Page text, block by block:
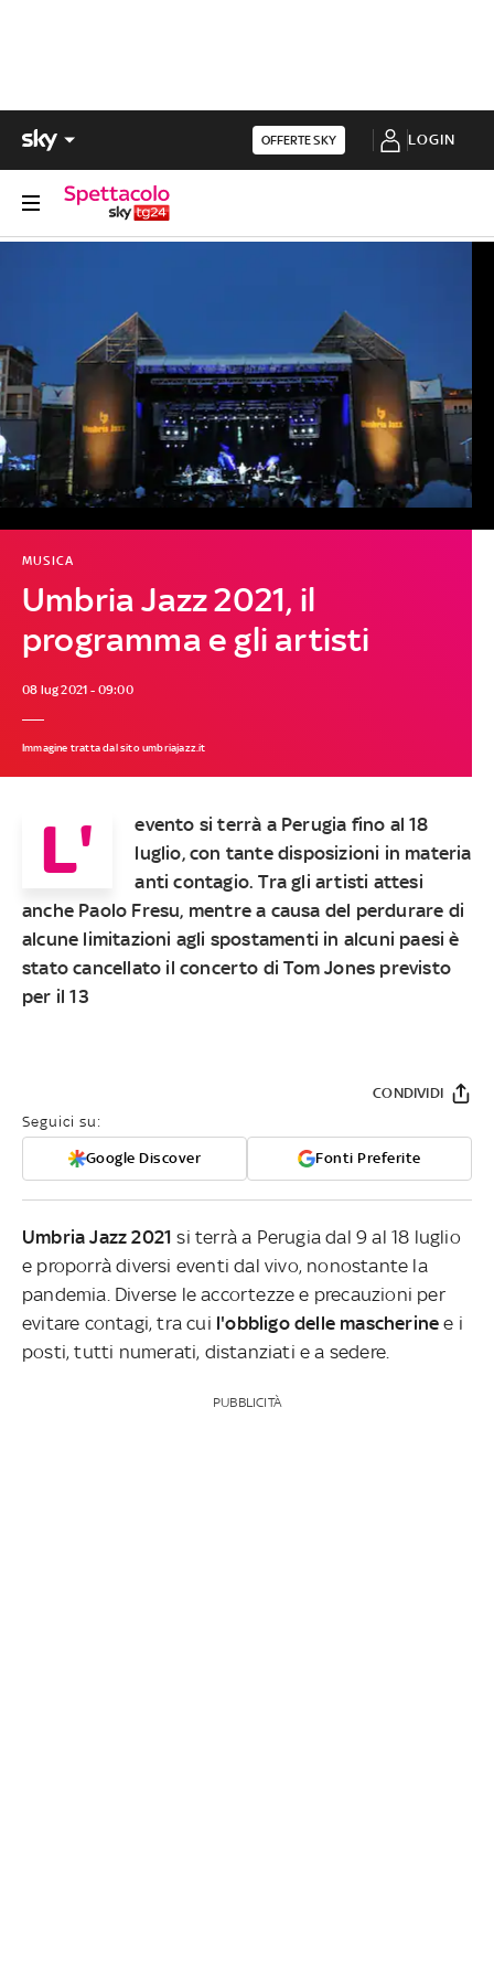
OFFERTE SKY LOGIN
Umbria Jazz 2021, il
programma e gli artisti
MUSICA
08 lug 2021 - 09:00
Immagine tratta dal sito umbriajazz.it
L'
evento si terrà a Perugia fino al 18
luglio, con tante disposizioni in materia
anti contagio. Tra gli artisti attesi
anche Paolo Fresu, mentre a causa del perdurare di
alcune limitazioni agli spostamenti in alcuni paesi è
stato cancellato il concerto di Tom Jones previsto
per il 13
Seguici su:
Google Discover Fonti Preferite
CONDIVIDI
Umbria Jazz 2021 si terrà a Perugia dal 9 al 18 luglio
e proporrà diversi eventi dal vivo, nonostante la
pandemia. Diverse le accortezze e precauzioni per
evitare contagi, tra cui l'obbligo delle mascherine e i
posti, tutti numerati, distanziati e a sedere.
PUBBLICITÀ